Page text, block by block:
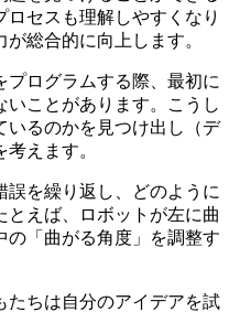
セスも理解しやすくなり
総合的に向上します。
ログラムする際、最初に
ことがあります。こうし
いるのかを見つけ出し（デ
えます。
誤を繰り返し、どのように
とえば、ロボットが左に曲
の「曲がる角度」を調整す
たちは自分のアイデアを試